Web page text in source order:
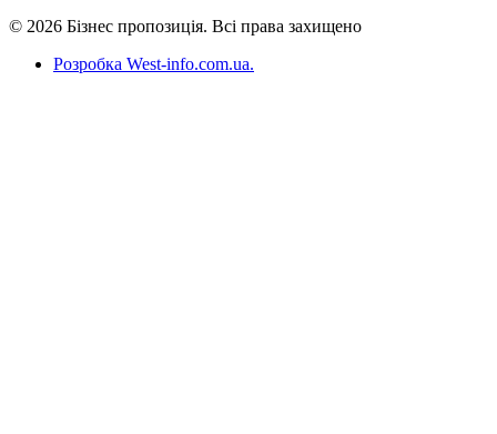
© 2026 Бізнес пропозиція. Всі права захищено
Розробка West-info.com.ua.